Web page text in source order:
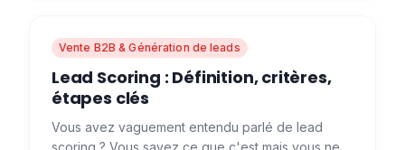
Vente B2B & Génération de leads
Lead Scoring : Définition, critères,
étapes clés
Vous avez vaguement entendu parlé de lead
scoring ? Vous savez ce que c'est mais vous ne